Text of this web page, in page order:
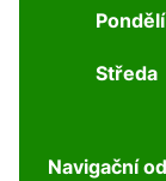
Pondělí
Středa
Navigační